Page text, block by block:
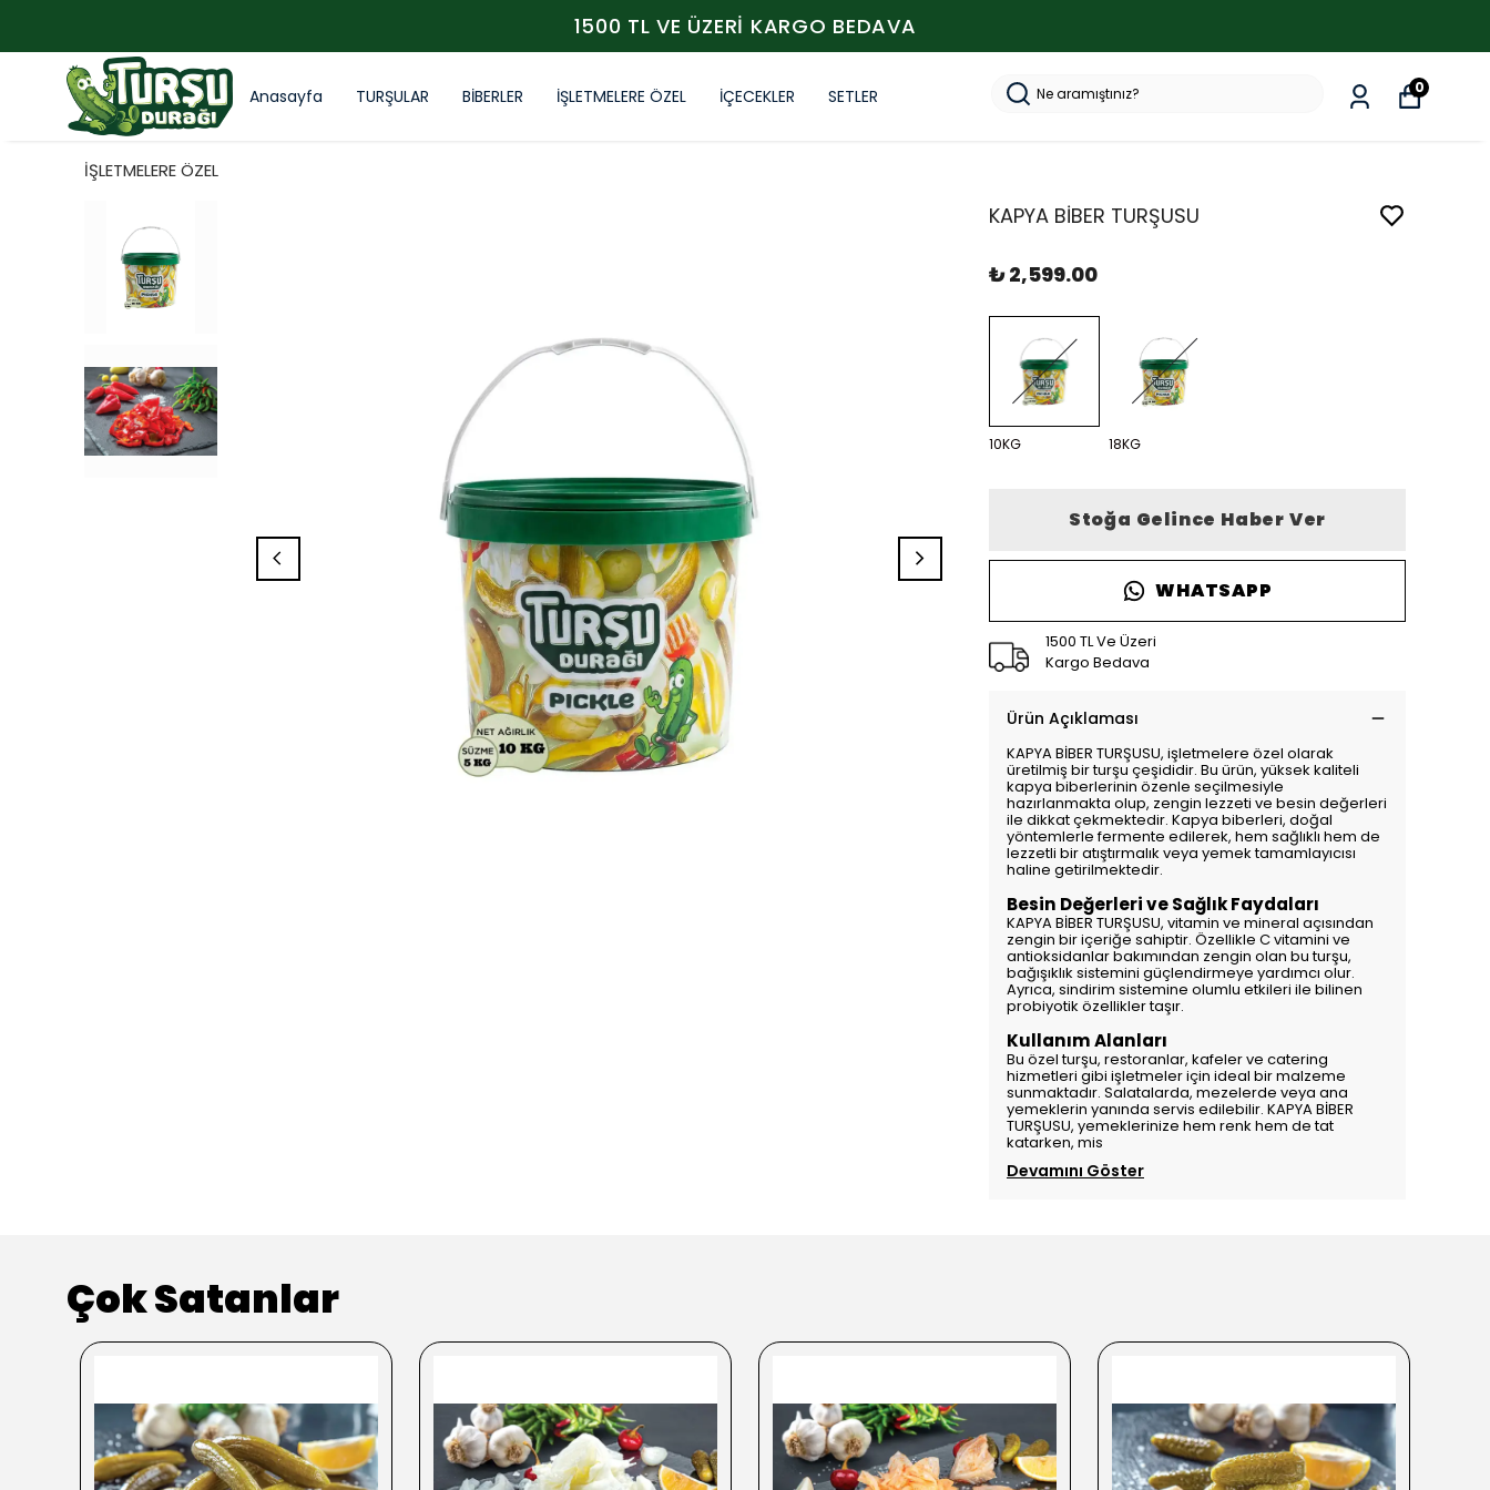
1500 TL VE ÜZERİ KARGO BEDAVA
Anasayfa TURŞULAR BİBERLER İŞLETMELERE ÖZEL İÇECEKLER SETLER 0
İŞLETMELERE ÖZEL
KAPYA BİBER TURŞUSU
₺ 2,599.00
10KG 18KG
Stoğa Gelince Haber Ver
WHATSAPP
1500 TL Ve Üzeri
Kargo Bedava
Ürün Açıklaması
KAPYA BİBER TURŞUSU, işletmelere özel olarak
üretilmiş bir turşu çeşididir. Bu ürün, yüksek kaliteli
kapya biberlerinin özenle seçilmesiyle
hazırlanmakta olup, zengin lezzeti ve besin değerleri
ile dikkat çekmektedir. Kapya biberleri, doğal
yöntemlerle fermente edilerek, hem sağlıklı hem de
lezzetli bir atıştırmalık veya yemek tamamlayıcısı
haline getirilmektedir.
Besin Değerleri ve Sağlık Faydaları
KAPYA BİBER TURŞUSU, vitamin ve mineral açısından
zengin bir içeriğe sahiptir. Özellikle C vitamini ve
antioksidanlar bakımından zengin olan bu turşu,
bağışıklık sistemini güçlendirmeye yardımcı olur.
Ayrıca, sindirim sistemine olumlu etkileri ile bilinen
probiyotik özellikler taşır.
Kullanım Alanları
Bu özel turşu, restoranlar, kafeler ve catering
hizmetleri gibi işletmeler için ideal bir malzeme
sunmaktadır. Salatalarda, mezelerde veya ana
yemeklerin yanında servis edilebilir. KAPYA BİBER
TURŞUSU, yemeklerinize hem renk hem de tat
katarken, mis
Devamını Göster
Çok Satanlar